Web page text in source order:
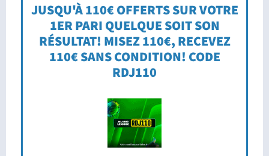
JUSQU'À 110€ OFFERTS SUR VOTRE
1ER PARI QUELQUE SOIT SON
RÉSULTAT! MISEZ 110€, RECEVEZ
110€ SANS CONDITION! CODE
RDJ110